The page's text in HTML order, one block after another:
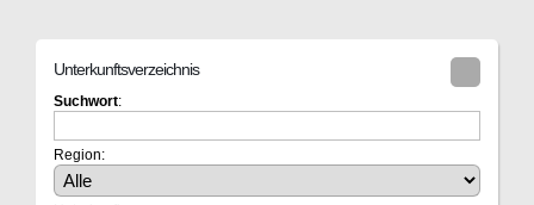
Unterkunftsverzeichnis
Suchwort:
Region: